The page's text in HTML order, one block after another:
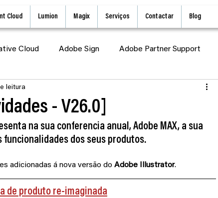
Cloud Lumion Magix Serviços Contactar Blog
Cloud Adobe Sign Adobe Partner Support
Adobe Firefly
Stock
- V26.0]
leitura
na sua conferencia anual, Adobe MAX, a sua
funcionalidades dos seus produtos.
adicionadas á nova versão do Adobe Illustrator.
de produto re-imaginada